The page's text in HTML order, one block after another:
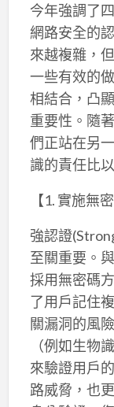
今年強調了
網路安全的
來越複雜，
一些有效的
相結合，凸
重要性。隨
們正站在另
識的責任比
【1. 實施無
強認證
至關重要。
採用無密碼
了用戶記住
關漏洞的風
（例如生物
來驗證用戶
路威脅，也